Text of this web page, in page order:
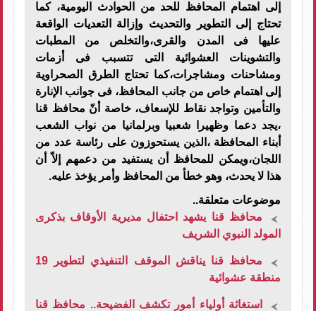
إلى اهتمام المحافظ للحد من الحوادث اليومية، كما
تحتاج إلى التطوير والتحديث وإزالة التعديات الواقعة
عليها فى المدن والقرى،والتخلص من المطبات
والتشوينات العشوائية التى تتسبب فى أزمات
ومشاحنات ومشاجرات،كما تحتاج الطرق الصحراوية
إلى اهتمام خاص من جانب المحافظ، فى جوانب الإنارة
والتأمين وتواجد نقاط للإسعاف، خاصة أنّ محافظ قنا
،يجد دعما وظهيرا شعبيا وبرلمانيا من نواب الشعب
أبناء المحافظة ،الذين يستحوزون على رئاسة عدد من
اللجان،ويمكن للمحافظ أن يستفيد من دعمهم إلاّ أن
هذا لا يحدث، وهو خطأ من المحافظ وأمر يؤخذ عليه.
موضوعات متعلقة..
محافظ قنا يشهد احتفال مديرية الأوقاف بذكرى
المولد النبوي الشريف
محافظ قنا يناقش الموقف التنفيذي لتطوير 19
منطقة عشوائية
استغاثة أولياء أمور تكشف الفضيحة.. محافظ قنا